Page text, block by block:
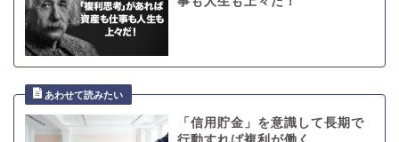
「信用貯金」を意識して長期で